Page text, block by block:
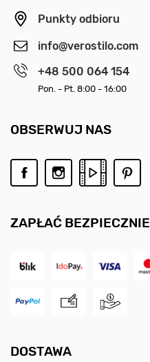
Punkty odbioru
info@verostilo.com
+48 500 064 154
Pon. - Pt. 8:00 - 16:00
ZAPŁAĆ BEZPIECZNIE
DOSTAWA
OBSERWUJ NAS